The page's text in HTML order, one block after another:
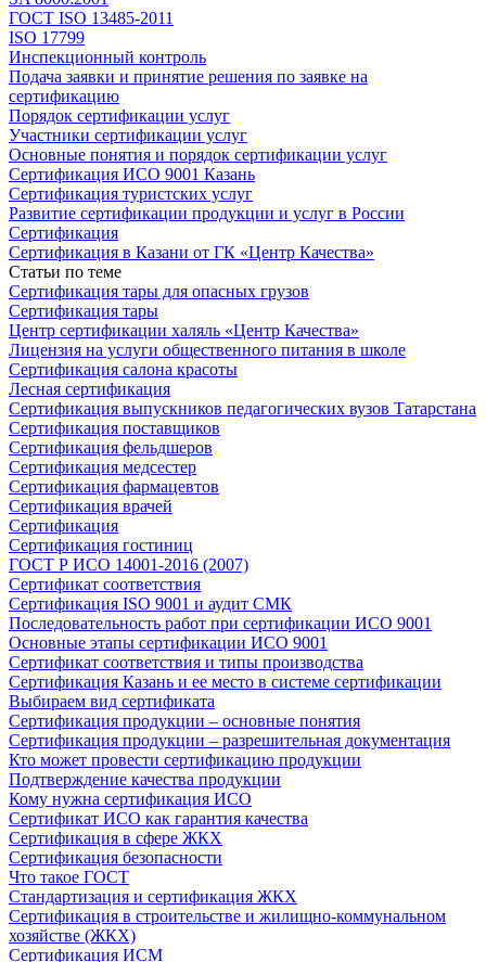
ГОСТ ISO 13485-2011
ISO 17799
Инспекционный контроль
Подача заявки и принятие решения по заявке на
сертификацию
Порядок сертификации услуг
Участники сертификации услуг
Основные понятия и порядок сертификации услуг
Сертификация ИСО 9001 Казань
Сертификация туристских услуг
Развитие сертификации продукции и услуг в России
Сертификация
Сертификация в Казани от ГК «Центр Качества»
Статьи по теме
Сертификация тары для опасных грузов
Сертификация тары
Центр сертификации халяль «Центр Качества»
Лицензия на услуги общественного питания в школе
Сертификация салона красоты
Лесная сертификация
Сертификация выпускников педагогических вузов Татарстана
Сертификация поставщиков
Сертификация фельдшеров
Сертификация медсестер
Сертификация фармацевтов
Сертификация врачей
Сертификация
Сертификация гостиниц
ГОСТ Р ИСО 14001-2016 (2007)
Сертификат соответствия
Сертификация ISO 9001 и аудит СМК
Последовательность работ при сертификации ИСО 9001
Основные этапы сертификации ИСО 9001
Сертификат соответствия и типы производства
Сертификация Казань и ее место в системе сертификации
Выбираем вид сертификата
Сертификация продукции – основные понятия
Сертификация продукции – разрешительная документация
Кто может провести сертификацию продукции
Подтверждение качества продукции
Кому нужна сертификация ИСО
Сертификат ИСО как гарантия качества
Сертификация в сфере ЖКХ
Сертификация безопасности
Что такое ГОСТ
Стандартизация и сертификация ЖКХ
Сертификация в строительстве и жилищно-коммунальном
хозяйстве (ЖКХ)
Сертификация ИСМ